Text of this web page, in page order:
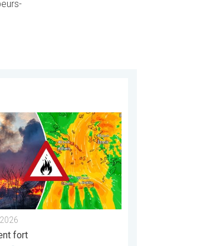
23 juillet 2026
rage en Europe du Sud. Chaleur et vent fort. . .
fort